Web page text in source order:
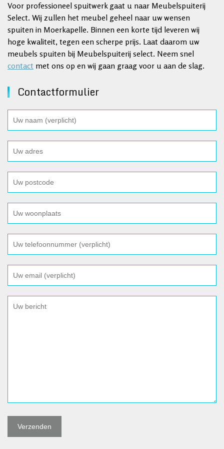
Voor professioneel spuitwerk gaat u naar Meubelspuiterij
Select. Wij zullen het meubel geheel naar uw wensen
spuiten in Moerkapelle. Binnen een korte tijd leveren wij
hoge kwaliteit, tegen een scherpe prijs. Laat daarom uw
meubels spuiten bij Meubelspuiterij select. Neem snel
contact met ons op en wij gaan graag voor u aan de slag.
Contactformulier